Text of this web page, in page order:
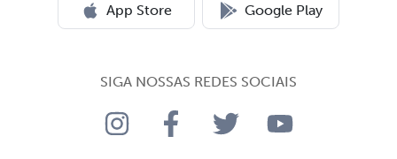
App Store Google Play
SIGA NOSSAS REDES SOCIAIS